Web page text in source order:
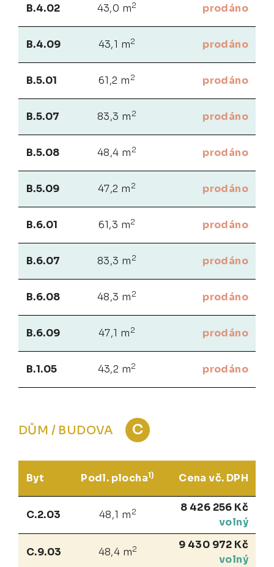
B.4.02 43,0 m2 prodáno
B.4.09 43,1 m2 prodáno
B.5.01 61,2 m 2 prodáno
B.5.07 83,3 m 2 prodáno
B.5.08 48,4 m 2 prodáno
B.5.09 47,2 m 2 prodáno
B.6.01 61,3 m2 prodáno
B.6.07 83,3 m 2 prodáno
B.6.08 48,3 m 2 prodáno
B.6.09 47,1 m 2 prodáno
B.1.05 43,2 m2 prodáno
DŮM / BUDOVA C
Byt Podl. plocha1) Cena vč. DPH
C.2.03 48,1 m 2
8 426 256 Kč
volný
C.9.03 48,4 m2
9 430 972 Kč
volný